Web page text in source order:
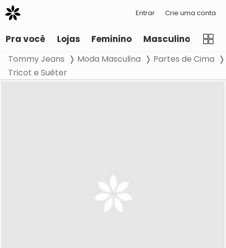
Entrar Crie uma conta
Pra você Lojas Feminino Masculino
Tommy Jeans Moda Masculina
Partes de Cima
Tricot e Suéter